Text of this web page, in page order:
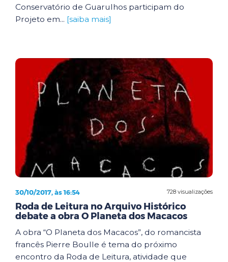
Conservatório de Guarulhos participam do
Projeto em... [saiba mais]
728 visualizações
30/10/2017, às 16:54
Roda de Leitura no Arquivo Histórico
debate a obra O Planeta dos Macacos
A obra “O Planeta dos Macacos”, do romancista
francês Pierre Boulle é tema do próximo
encontro da Roda de Leitura, atividade que